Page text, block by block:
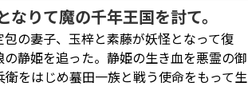
りて魔の千年王国を討て。
の妻子、玉梓と素藤が妖怪となって復
静姫を追った。静姫の生き血を悪霊の御
をはじめ蟇田一族と戦う使命をもって生